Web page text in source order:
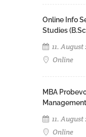
Online Info
Studies
11. August
Online
MBA
Management
11. August
Online